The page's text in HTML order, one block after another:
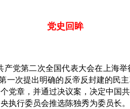
党史回眸
产党第二次全国代表大会在上海
一次提出明确的反帝反封建的民
党章，并通过决议案，决定中国
执行委员会推选陈独秀为委员长。